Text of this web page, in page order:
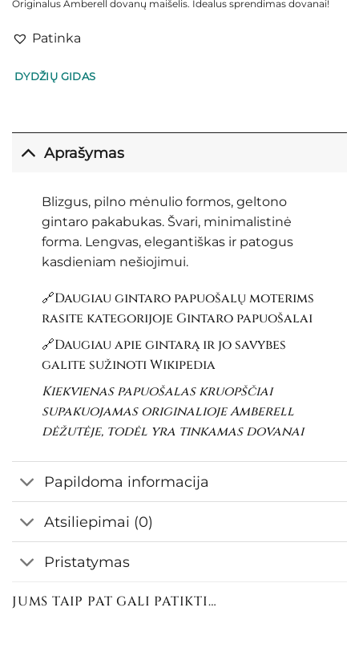
Originalus Amberell dovanų maišelis. Idealus sprendimas dovanai!
Patinka
DYDŽIŲ GIDAS
Aprašymas
Blizgus, pilno mėnulio formos, geltono
gintaro pakabukas. Švari, minimalistinė
forma. Lengvas, elegantiškas ir patogus
kasdieniam nešiojimui.
🔗Daugiau gintaro papuošalų moterims
rasite kategorijoje Gintaro papuošalai
🔗Daugiau apie gintarą ir jo savybes
galite sužinotiWikipedia
Kiekvienas papuošalas kruopščiai
supakuojamas originalioje Amberell
dėžutėje, todėl yra tinkamas dovanai
Papildoma informacija
Atsiliepimai (0)
Pristatymas
JUMS TAIP PAT GALI PATIKTI…